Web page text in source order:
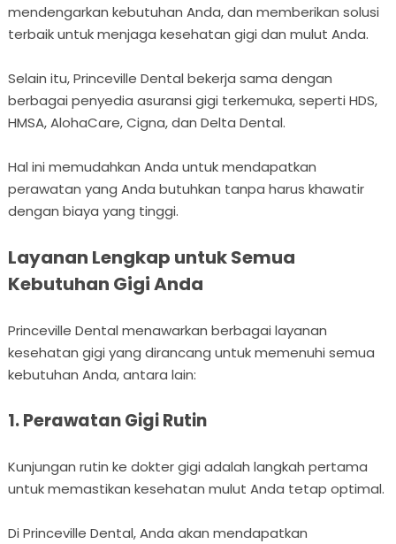
mendengarkan kebutuhan Anda, dan memberikan solusi
terbaik untuk menjaga kesehatan gigi dan mulut Anda.
Selain itu, Princeville Dental bekerja sama dengan
berbagai penyedia asuransi gigi terkemuka, seperti HDS,
HMSA, AlohaCare, Cigna, dan Delta Dental.
Hal ini memudahkan Anda untuk mendapatkan
perawatan yang Anda butuhkan tanpa harus khawatir
dengan biaya yang tinggi.
Layanan Lengkap untuk Semua
Kebutuhan Gigi Anda
Princeville Dental menawarkan berbagai layanan
kesehatan gigi yang dirancang untuk memenuhi semua
kebutuhan Anda, antara lain:
1. Perawatan Gigi Rutin
Kunjungan rutin ke dokter gigi adalah langkah pertama
untuk memastikan kesehatan mulut Anda tetap optimal.
Di Princeville Dental, Anda akan mendapatkan